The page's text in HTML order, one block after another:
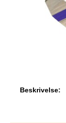
Beskrivelse: